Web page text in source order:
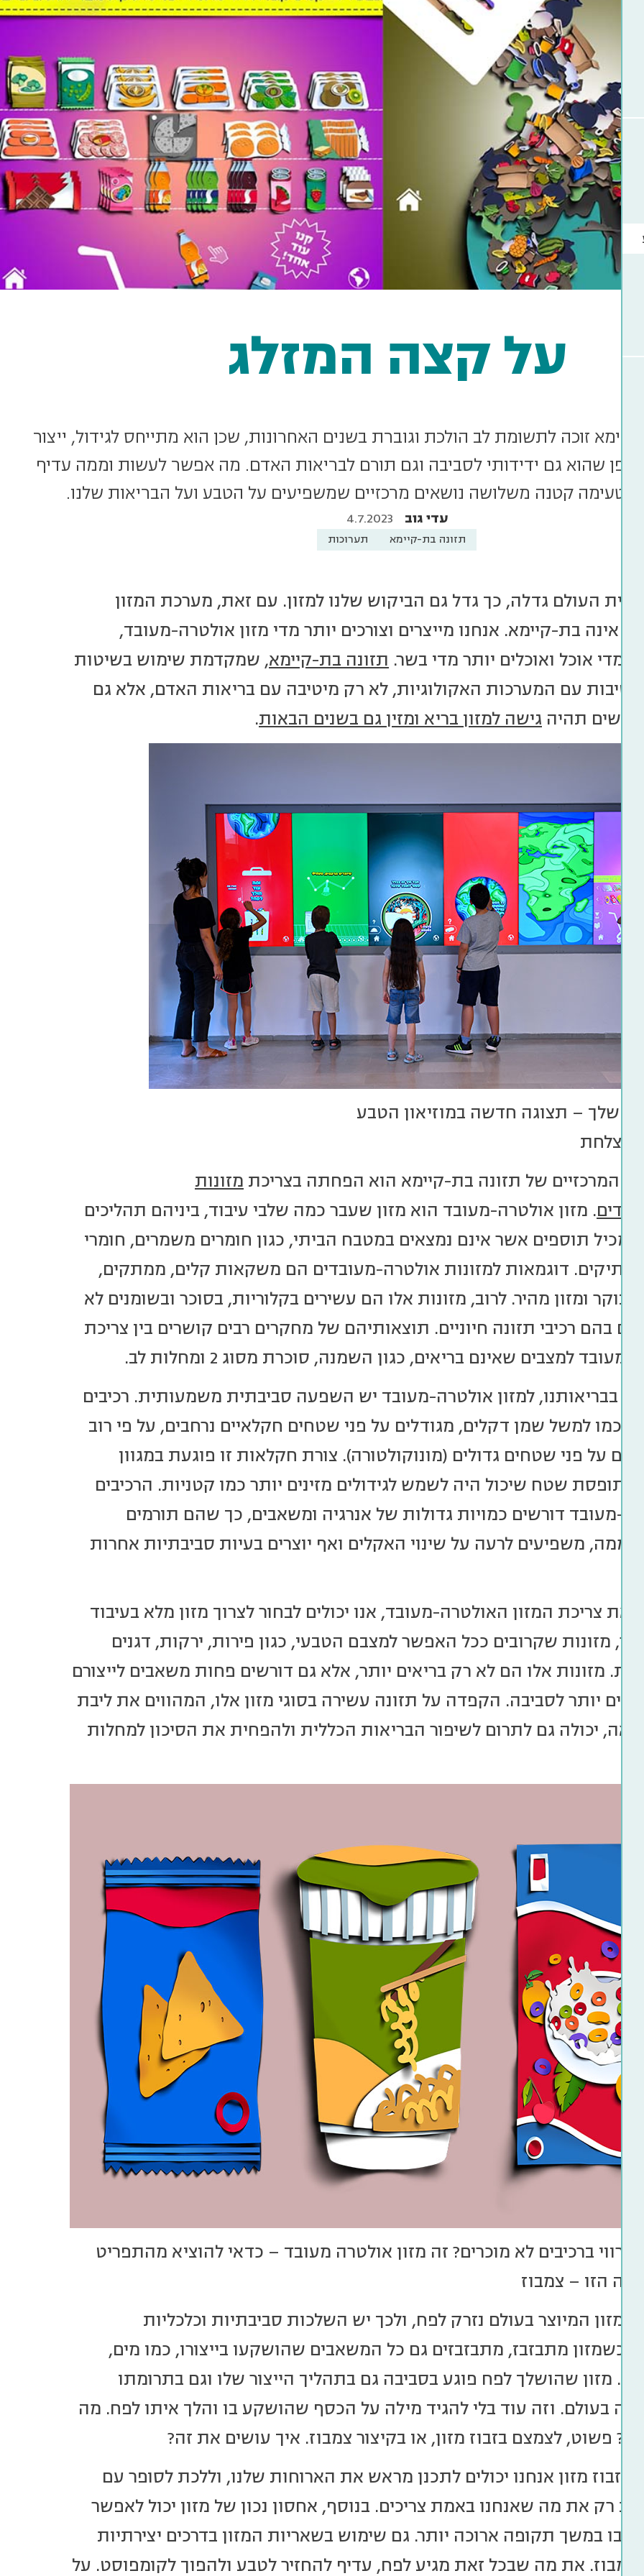
על קצה המזלג
זוכה לתשומת לב הולכת וגוברת בשנים האחרונות, שכן הוא מתייחס לגידול, ייצור
באופן שהוא גם ידידותי לסביבה וגם תורם לבריאות האדם. מה אפשר לעשות וממה עדיף
טעימה קטנה משלושה נושאים מרכזיים שמשפיעים על הטבע ועל הבריאות שלנו.
עדי גוב 4.7.2023
תזונה בת-קיימא תערוכות
העולם גדלה, כך גדל גם הביקוש שלנו למזון. עם זאת, מערכת המזון
אינה בת-קיימא. אנחנו מייצרים וצורכים יותר מדי מזון אולטרה-מעובד,
מדי אוכל ואוכלים יותר מדי בשר. תזונה בת-קיימא, שמקדמת שימוש בשיטות
עם המערכות האקולוגיות, לא רק מיטיבה עם בריאות האדם, אלא גם
תהיה גישה למזון בריא ומזין גם בשנים הבאות.
שלך – תצוגה חדשה במוזיאון הטבע
לצלחת
המרכזיים של תזונה בת-קיימא הוא הפחתה בצריכת מזונות
. מזון אולטרה-מעובד הוא מזון שעבר כמה שלבי עיבוד, ביניהם תהליכים
ומכיל תוספים אשר אינם נמצאים במטבח הביתי, כגון חומרים משמרים, חומרי
דוגמאות למזונות אולטרה-מעובדים הם משקאות קלים, ממתקים,
בוקר ומזון מהיר. לרוב, מזונות אלו הם עשירים בקלוריות, בסוכר ובשומנים לא
בהם רכיבי תזונה חיוניים. תוצאותיהם של מחקרים רבים קושרים בין צריכת
מעובד למצבים שאינם בריאים, כגון השמנה, סוכרת מסוג 2 ומחלות לב.
בבריאותנו, למזון אולטרה-מעובד יש השפעה סביבתית משמעותית. רכיבים
כמו למשל שמן דקלים, מגודלים על פני שטחים חקלאיים נרחבים, על פי רוב
על פני שטחים גדולים (מונוקולטורה). צורת חקלאות זו פוגעת במגוון
ואף תופסת שטח שיכול היה לשמש לגידולים מזינים יותר כמו קטניות. הרכיבים
מעובד דורשים כמויות גדולות של אנרגיה ומשאבים, כך שהם תורמים
חממה, משפיעים לרעה על שינוי האקלים ואף יוצרים בעיות סביבתיות אחרות
את צריכת המזון האולטרה-מעובד, אנו יכולים לבחור לצרוך מזון מלא בעיבוד
מזונות שקרובים ככל האפשר למצבם הטבעי, כגון פירות, ירקות, דגנים
מזונות אלו הם לא רק בריאים יותר, אלא גם דורשים פחות משאבים לייצורם
יותר לסביבה. הקפדה על תזונה עשירה בסוגי מזון אלו, המהווים את ליבת
יכולה גם לתרום לשיפור הבריאות הכללית ולהפחית את הסיכון למחלות
ורווי ברכיבים לא מוכרים? זה מזון אולטרה מעובד – כדאי להוציא מהתפריט
הזו – צמבוז
המזון המיוצר בעולם נזרק לפח, ולכך יש השלכות סביבתיות וכלכליות
כשמזון מתבזבז, מתבזבזים גם כל המשאבים שהושקעו בייצורו, כמו מים,
מזון שהושלך לפח פוגע בסביבה גם בתהליך הייצור שלו וגם בתרומתו
בעולם. וזה עוד בלי להגיד מילה על הכסף שהושקע בו והלך איתו לפח. מה
פשוט, לצמצם בזבוז מזון, או בקיצור צמבוז. איך עושים את זה?
בזבוז מזון אנחנו יכולים לתכנן מראש את הארוחות שלנו, וללכת לסופר עם
רק את מה שאנחנו באמת צריכים. בנוסף, אחסון נכון של מזון יכול לאפשר
בו במשך תקופה ארוכה יותר. גם שימוש בשאריות המזון בדרכים יצירתיות
בצמבוז. את מה שבכל זאת מגיע לפח, עדיף להחזיר לטבע ולהפוך לקומפוסט. על